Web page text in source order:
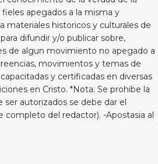
apegados a la misma y
materiales historicos y culturales de
difundir y/o publicar sobre,
de algun movimiento no apegado a
movimientos y temas de
y certificadas en diversas
en Cristo. *Nota: Se prohibe la
autorizados se debe dar el
del redactor). -Apostasia al